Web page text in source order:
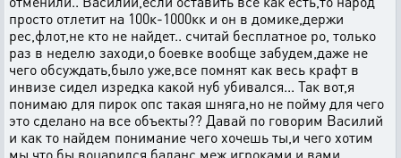
просто отлетит на 100к-1000кк и он в домике,держи
рес,флот,не кто не найдет.. считай бесплатное ро, только
раз в неделю заходи,о боевке вообще забудем,даже не
чего обсуждать,было уже,все помнят как весь крафт в
инвизе сидел изредка какой нуб убивался... Так вот,я
понимаю для пирок опс такая шняга,но не пойму для чего
это сделано на все объекты?? Давай по говорим Василий
и как то найдем понимание чего хочешь ты,и чего хотим
мы,что бы воцарился баланс меж игроками и вами.